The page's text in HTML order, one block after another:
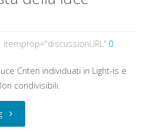
itemprop="discussionURL" 0
Criteri individuati in Light-is e
condivisibili.
"Il